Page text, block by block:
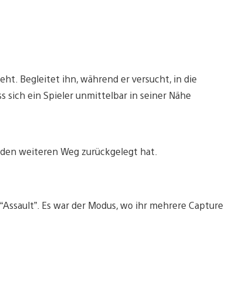
Begleitet ihn, während er versucht, in die
sich ein Spieler unmittelbar in seiner Nähe
weiteren Weg zurückgelegt hat.
Es war der Modus, wo ihr mehrere Capture